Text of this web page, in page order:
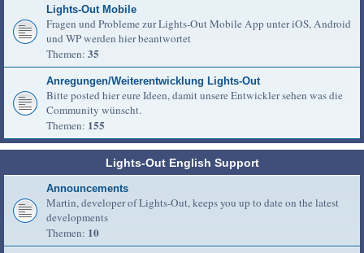
Lights-Out Mobile
Fragen und Probleme zur Lights-Out Mobile App unter iOS, Android
und WP werden hier beantwortet
Themen: 35
Anregungen/Weiterentwicklung Lights-Out
Bitte posted hier eure Ideen, damit unsere Entwickler sehen was die
Community wünscht.
Themen: 155
Lights-Out English Support
Announcements
Martin, developer of Lights-Out, keeps you up to date on the latest
developments
Themen: 10